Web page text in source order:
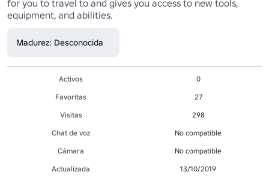
for you to travel to and gives you access to new tools,
equipment, and abilities.
Madurez: Desconocida
Activos
0
Favoritas
27
Visitas
298
Chat de voz
No compatible
Cámara
No compatible
Actualizada
13/10/2019